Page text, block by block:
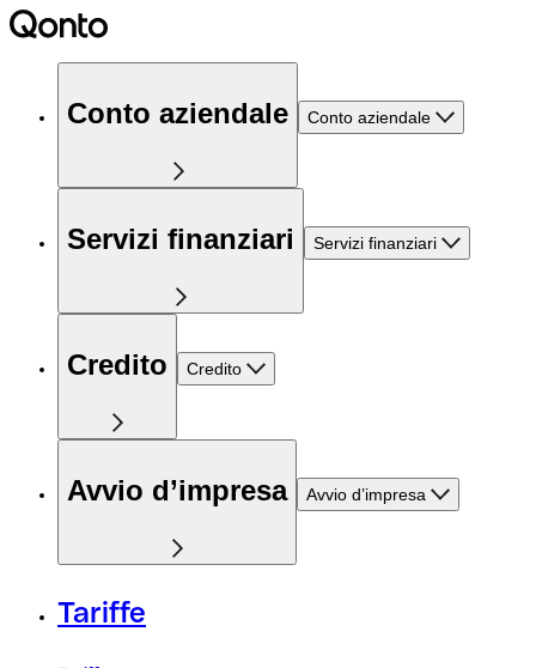
Conto aziendale Conto aziendale
Servizi finanziari Servizi finanziari
Credito Credito
Avvio d’impresa Avvio d’impresa
Tariffe